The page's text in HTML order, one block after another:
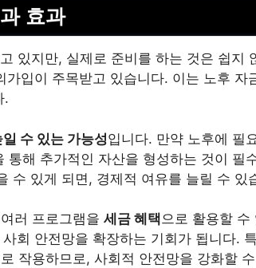
효과
있지만, 실제로 준비를 하는 것은 쉽지
가입이 주목받고 있습니다. 이는 노후 자
.
수 있는 가능성입니다. 만약 노후에 필
해 추가적인 자산을 형성하는 것이 필
수 있게 되면, 경제적 여유를 늘릴 수 있
러 프로그램을 세금 혜택으로 활용할 수
회 안전망을 확장하는 기회가 됩니다.
작용하므로, 사회적 안전망을 강화할